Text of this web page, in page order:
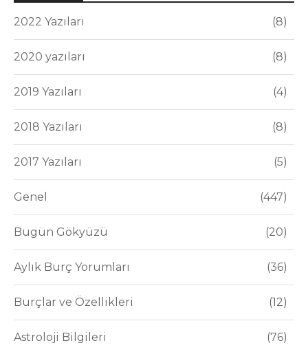
2022 Yazıları 8
2020 yazıları 8
2019 Yazıları 4
2018 Yazıları 8
2017 Yazıları 5
Genel 447
Bugün Gökyüzü 20
Aylık Burç Yorumları 36
Burçlar ve Özellikleri 12
Astroloji Bilgileri 76